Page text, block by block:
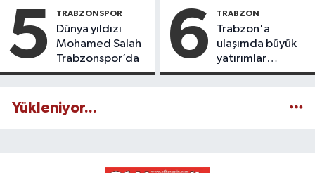
5 TRABZONSPOR
Dünya yıldızı
Mohamed Salah
Trabzonspor’da
6 TRABZON
Trabzon'a
ulaşımda büyük
yatırımlar
yapılıyor
Yükleniyor...